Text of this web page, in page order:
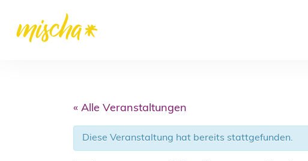
« Alle Veranstaltungen
Diese Veranstaltung hat bereits stattgefunden.